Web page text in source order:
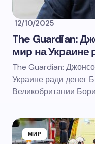
12/10/2025
The Guardian:
мир на Украине
The Guardian:
Украине ради денег
Великобритании
МИР